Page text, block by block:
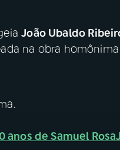
João Ubaldo
na obra
anos de Samuel Rosa